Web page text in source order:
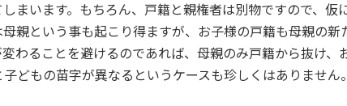
まいます。もちろん、戸籍と親権者は別物ですので、
母親という事も起こり得ますが、お子様の戸籍も母親の
わることを避けるのであれば、母親のみ戸籍から抜け
どもの苗字が異なるというケースも珍しくはありません。